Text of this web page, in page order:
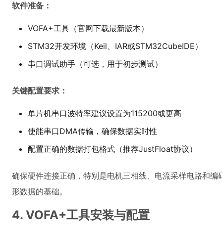
软件准备：
VOFA+工具（官网下载最新版本）
STM32开发环境（Keil、IAR或STM32CubeIDE）
串口调试助手（可选，用于初步测试）
关键配置要求：
单片机串口波特率建议设置为115200或更高
使能串口DMA传输，确保数据实时性
配置正确的数据打包格式（推荐JustFloat协议）
确保硬件连接正确，特别是电机三相线、电流采样电路和
形数据的基础。
4. VOFA+工具安装与配置